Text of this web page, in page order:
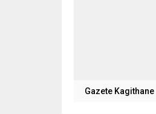
Gazete Kagithane